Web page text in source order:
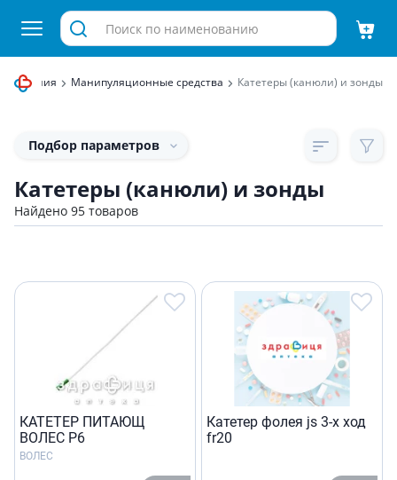
Манипуляционные средства Катетеры (канюли) и зонды
Подбор параметров
Катетеры (канюли) и зонды
Найдено 95 товаров
КАТЕТЕР ПИТАЮЩ
ВОЛЕС Р6
ВОЛЕС
Катетер фолея js 3-х ход
fr20